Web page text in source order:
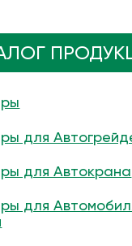
для
для Автокрана
для